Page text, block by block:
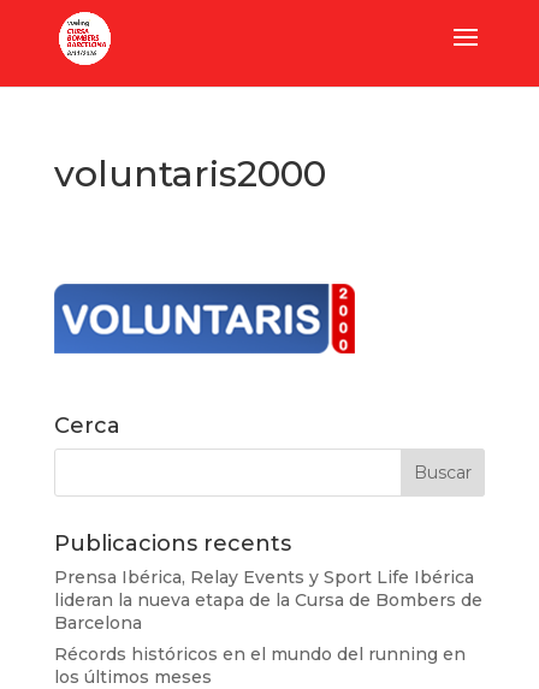
voluntaris2000
Cerca
Publicacions recents
Prensa Ibérica, Relay Events y Sport Life Ibérica
lideran la nueva etapa de la Cursa de Bombers de
Barcelona
Récords históricos en el mundo del running en
los últimos meses